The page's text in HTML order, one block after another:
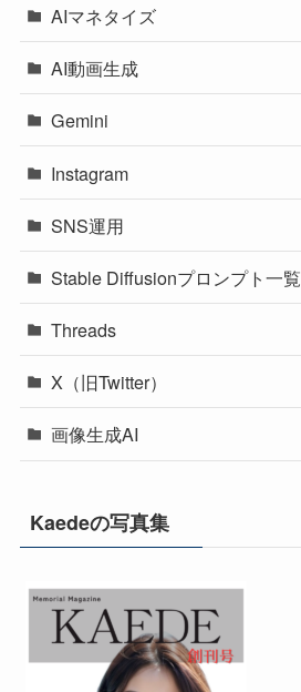
AIマネタイズ
AI動画生成
Gemini
Instagram
SNS運用
Stable Diffusionプロンプト一覧
Threads
X（旧Twitter）
画像生成AI
Kaedeの写真集